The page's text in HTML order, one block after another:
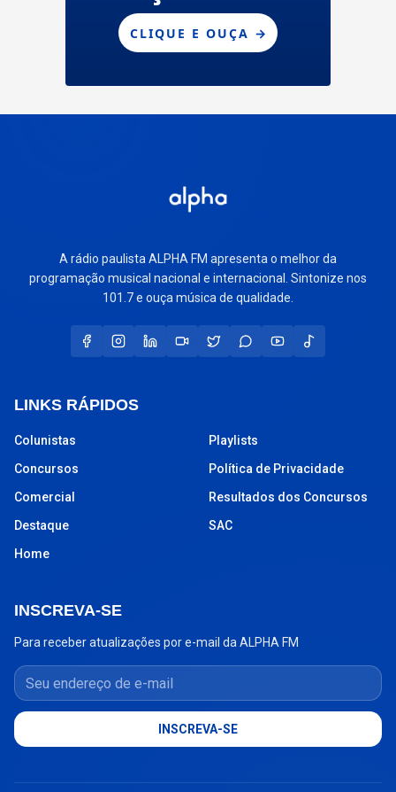
A rádio paulista ALPHA FM apresenta o melhor da
programação musical nacional e internacional. Sintonize nos
101.7 e ouça música de qualidade.
LINKS RÁPIDOS
Colunistas
Concursos
Comercial
Destaque
Home
Playlists
Política de Privacidade
Resultados dos Concursos
SAC
INSCREVA-SE
Para receber atualizações por e-mail da ALPHA FM
Seu endereço de e-mail
INSCREVA-SE